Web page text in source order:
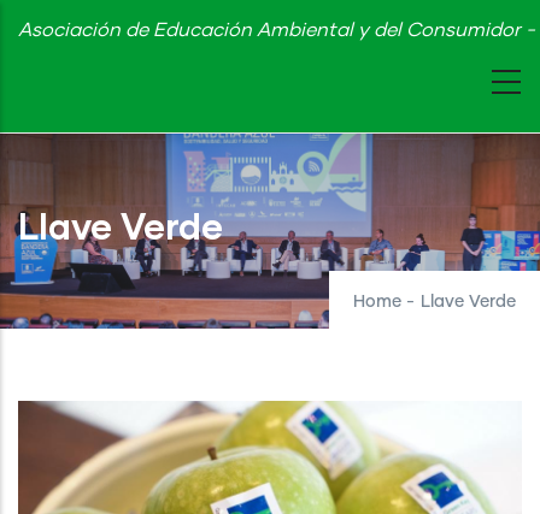
Skip
content
Asociación de Educación Ambiental y del Consumidor
Llave Verde
Home - Llave Verde